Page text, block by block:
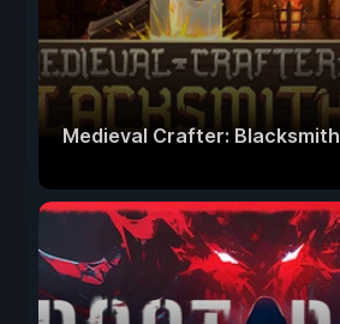
Medieval Crafter: Blacksmith